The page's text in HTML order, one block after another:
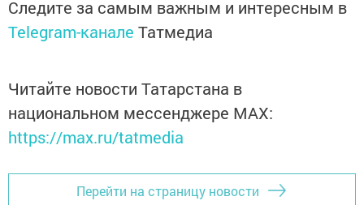
Следите за самым важным и интересным в
Telegram-канале Татмедиа
Читайте новости Татарстана в
национальном мессенджере MАХ:
https://max.ru/tatmedia
Перейти на страницу новости